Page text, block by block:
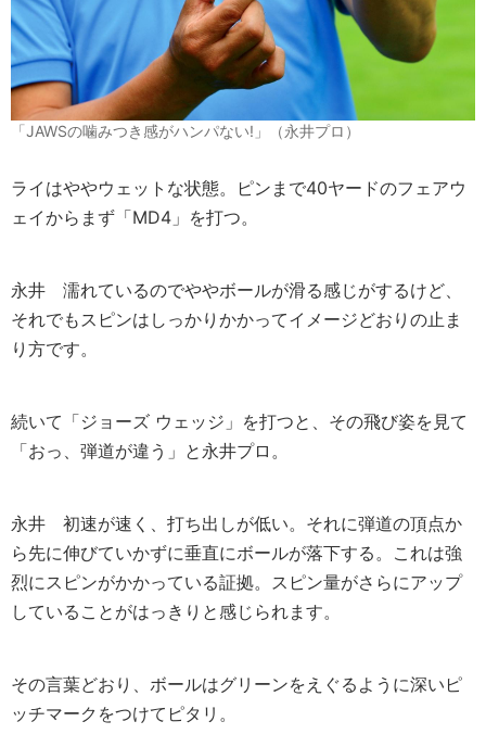
「JAWSの噛みつき感がハンパない!」（永井プロ）
ライはややウェットな状態。ピンまで40ヤードのフェアウ
ェイからまず「MD4」を打つ。
永井 濡れているのでややボールが滑る感じがするけど、
それでもスピンはしっかりかかってイメージどおりの止ま
り方です。
続いて「ジョーズ ウェッジ」を打つと、その飛び姿を見て
「おっ、弾道が違う」と永井プロ。
永井 初速が速く、打ち出しが低い。それに弾道の頂点か
ら先に伸びていかずに垂直にボールが落下する。これは強
烈にスピンがかかっている証拠。スピン量がさらにアップ
していることがはっきりと感じられます。
その言葉どおり、ボールはグリーンをえぐるように深いピ
ッチマークをつけてピタリ。